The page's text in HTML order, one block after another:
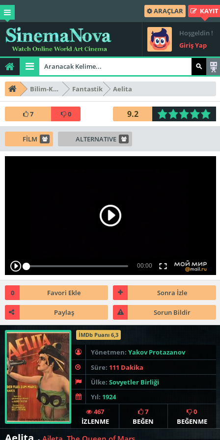
ARAÇLAR KAYIT
Hoşgeldin !
Giriş Yap
Bilim-Kurgu Fantastik Aelita
7 0 9.2
FİLM ALTERNATIVE
0 Favori Ekle Sonra İzle
Paylaş Sorun Bildir
İMDb Puanı 6,3
Yönetmen: Yakov Protazanov
Süre: 111 Dakika
Ülke: Sovyetler Birliği
Yıl: 1924
467
İZLENME
7
BEĞEN
0
BEĞENME